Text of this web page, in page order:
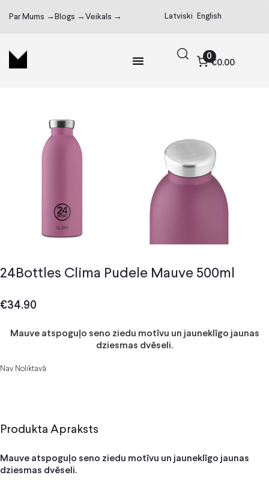
Par Mums → Blogs → Veikals → Latviski English
0
€0.00
24Bottles Clima Pudele Mauve 500ml
€34.90
Mauve atspoguļo seno ziedu motīvu un jauneklīgo jaunas
dziesmas dvēseli.
Nav Noliktavā
Produkta Apraksts
Mauve atspoguļo seno ziedu motīvu un jauneklīgo jaunas
dziesmas dvēseli.